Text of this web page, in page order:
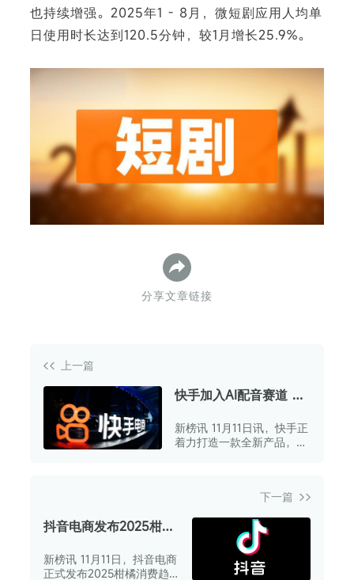
也持续增强。2025年1 - 8月，微短剧应用人均单
日使用时长达到120.5分钟，较1月增长25.9%。
分享文章链接
上一篇
快手加入AI配音赛道 正
新榜讯 11月11日讯，快手正
着力打造一款全新产品，该
下一篇
抖音电商发布2025柑橘
新榜讯 11月11日，抖音电商
正式发布2025柑橘消费趋